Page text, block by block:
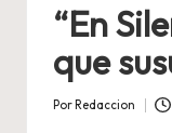
“En
que
Por Redaccion